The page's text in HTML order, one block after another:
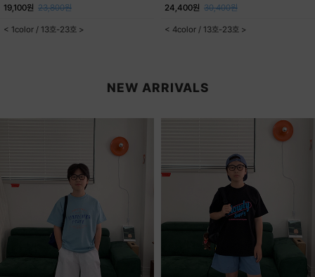
19,100원 23,800원
< 1color / 13호-23호 >
24,400원 30,400원
< 4color / 13호-23호 >
NEW ARRIVALS